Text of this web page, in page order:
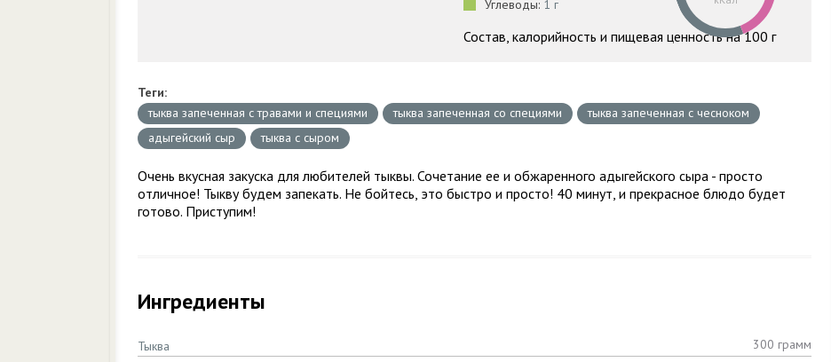
Углеводы: 1 г
Состав, калорийность и пищевая ценность на 100 г
Теги:
тыква запеченная с травами и специями
тыква запеченная со специями
тыква запеченная с чесноком
адыгейский сыр
тыква с сыром
Очень вкусная закуска для любителей тыквы. Сочетание ее и обжаренного адыгейского сыра - просто
отличное! Тыкву будем запекать. Не бойтесь, это быстро и просто! 40 минут, и прекрасное блюдо будет
готово. Приступим!
Ингредиенты
Тыква
300 грамм